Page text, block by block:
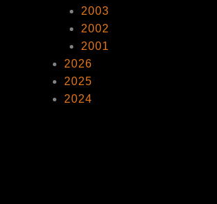
2003
2002
2001
2026
2025
2024